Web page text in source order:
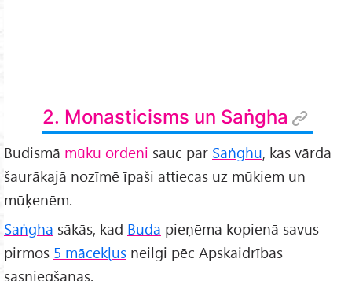
2. Monasticisms un Saṅgha
Budismā mūku ordeni sauc par Saṅghu, kas vārda
šaurākajā nozīmē īpaši attiecas uz mūkiem un
mūķenēm.
Saṅgha sākās, kad Buda pieņēma kopienā savus
pirmos 5 mācekļus neilgi pēc Apskaidrības
sasniegšanas.